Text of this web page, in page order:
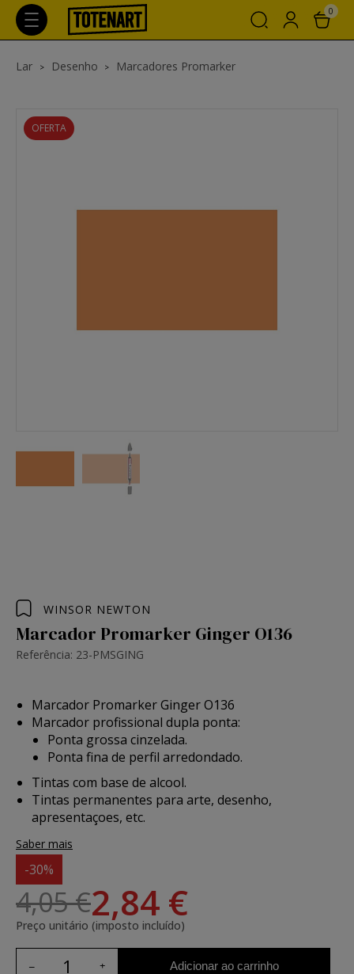
0
Lar Desenho Marcadores Promarker
OFERTA
WINSOR NEWTON
Marcador Promarker Ginger O136
Referência: 23-PMSGING
Marcador Promarker Ginger O136
Marcador profissional dupla ponta:
Ponta grossa cinzelada.
Ponta fina de perfil arredondado.
Tintas com base de alcool.
Tintas permanentes para arte, desenho,
apresentaçoes, etc.
Saber mais
-30%
4,05 €2,84 €
Preço unitário (imposto incluído)
Adicionar ao carrinho